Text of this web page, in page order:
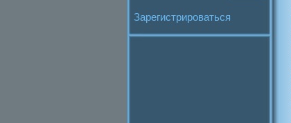
Зарегистрироваться